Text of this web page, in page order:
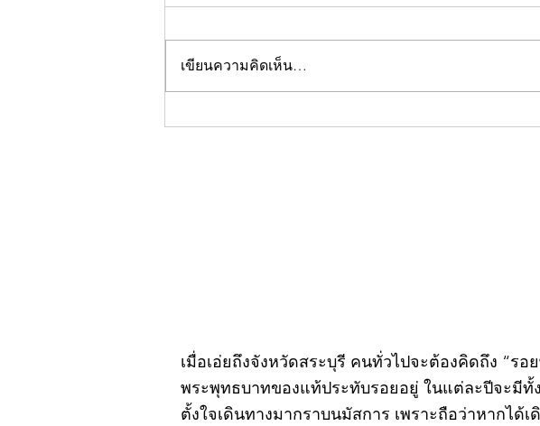
คอลัมน์"จับชีพจรวงการ
คอลัมน์"
เขียนความคิดเห็น…
เมื่อเอ่ยถึงจังหวัดสระบุรี คนทั่วไปจะต้องคิดถึง “ร
พระพุทธบาทของแท้ประทับรอยอยู่ ในแต่ละปีจะมีทั้
ตั้งใจเดินทางมากราบนมัสการ เพราะถือว่าหากไ